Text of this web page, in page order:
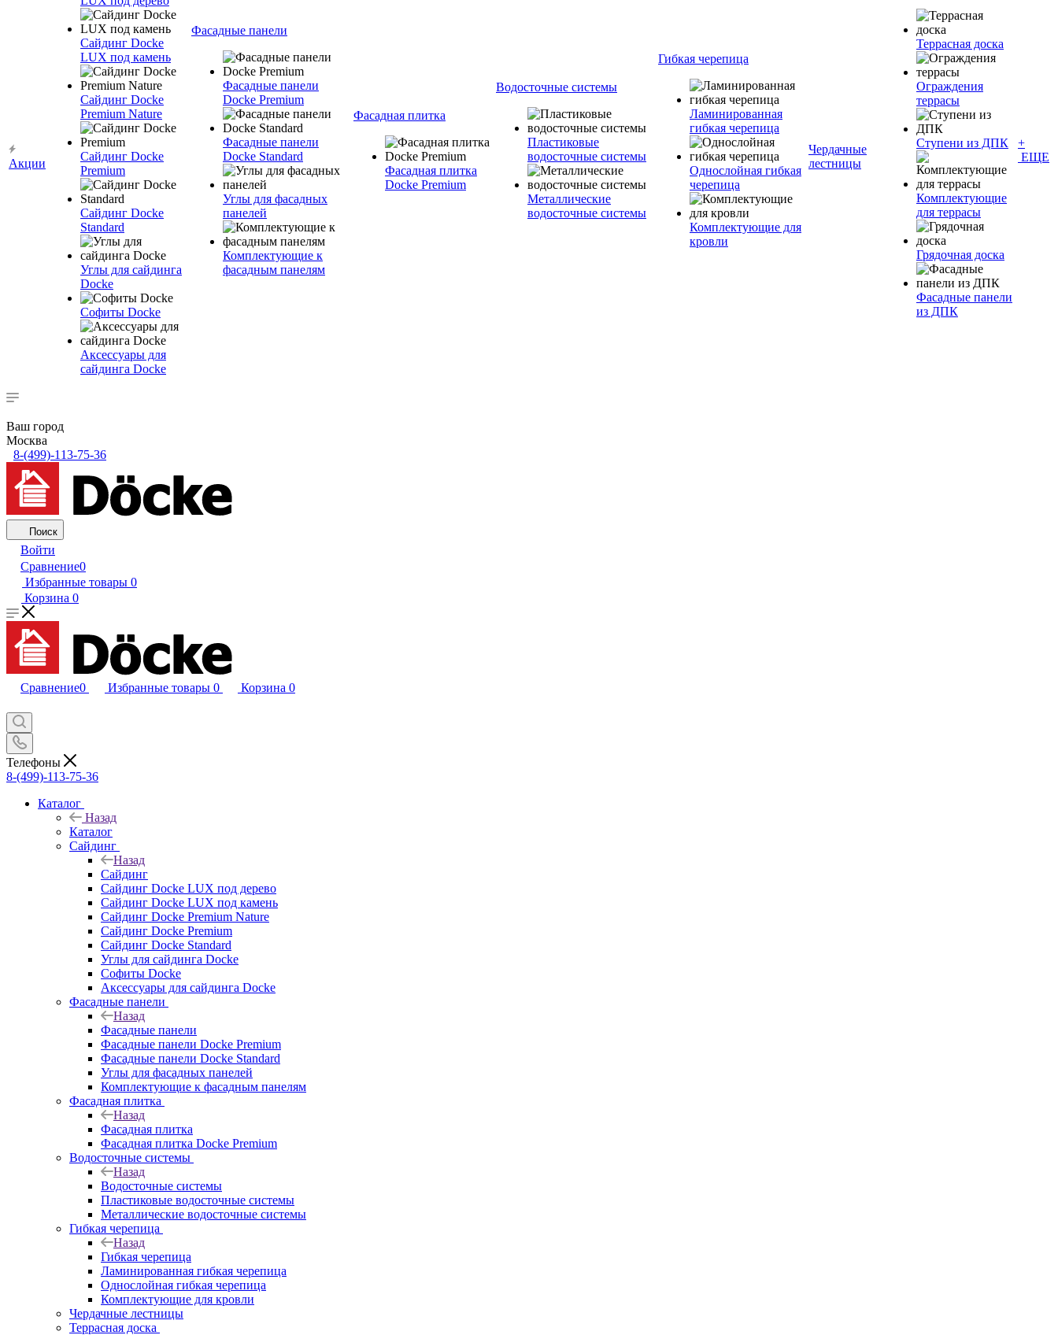
Акции
Сайдинг Docke
LUX под камень
Сайдинг Docke
Premium Nature
Сайдинг Docke
Premium
Сайдинг Docke
Standard
Углы для сайдинга
Docke
Софиты Docke
Аксессуары для
сайдинга Docke
Фасадные панели
Фасадные панели
Docke Premium
Фасадные панели
Docke Standard
Углы для фасадных
панелей
Комплектующие к
фасадным панелям
Фасадная плитка
Фасадная плитка
Docke Premium
Водосточные системы
Пластиковые
водосточные системы
Металлические
водосточные системы
Гибкая черепица
Ламинированная
гибкая черепица
Однослойная гибкая
черепица
Комплектующие для
кровли
Чердачные
лестницы
Террасная доска
Ограждения
террасы
Ступени из ДПК
Комплектующие
для террасы
Грядочная доска
Фасадные панели
из ДПК
+
ЕЩЕ
Ваш город
Москва
8-(499)-113-75-36
Поиск
Войти
Сравнение0
Избранные товары 0
Корзина 0
Сравнение0 Избранные товары 0 Корзина 0
Телефоны
8-(499)-113-75-36
Каталог
Назад
Каталог
Сайдинг
Назад
Сайдинг
Сайдинг Docke LUX под дерево
Сайдинг Docke LUX под камень
Сайдинг Docke Premium Nature
Сайдинг Docke Premium
Сайдинг Docke Standard
Углы для сайдинга Docke
Софиты Docke
Аксессуары для сайдинга Docke
Фасадные панели
Назад
Фасадные панели
Фасадные панели Docke Premium
Фасадные панели Docke Standard
Углы для фасадных панелей
Комплектующие к фасадным панелям
Фасадная плитка
Назад
Фасадная плитка
Фасадная плитка Docke Premium
Водосточные системы
Назад
Водосточные системы
Пластиковые водосточные системы
Металлические водосточные системы
Гибкая черепица
Назад
Гибкая черепица
Ламинированная гибкая черепица
Однослойная гибкая черепица
Комплектующие для кровли
Чердачные лестницы
Террасная доска